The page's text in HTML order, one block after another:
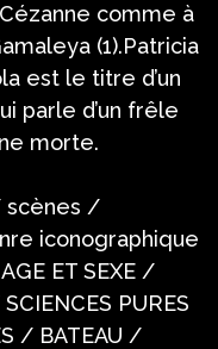
comme à
(1).Patricia
est le titre d’un
parle d’un frêle
morte.
scènes /
iconographique
ET SEXE /
PURES
/ BATEAU /